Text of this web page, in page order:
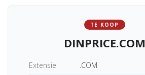
TE KOOP
DINPRICE.COM
Extensie
.COM